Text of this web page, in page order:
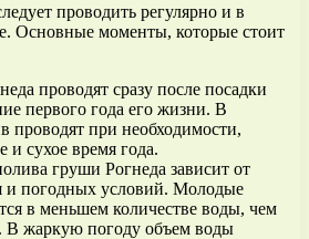
проводить регулярно и в
Основные моменты, которые стоит
проводят сразу после посадки
первого года его жизни. В
проводят при необходимости,
и сухое время года.
груши Рогнеда зависит от
и погодных условий. Молодые
в меньшем количестве воды, чем
В жаркую погоду объем воды